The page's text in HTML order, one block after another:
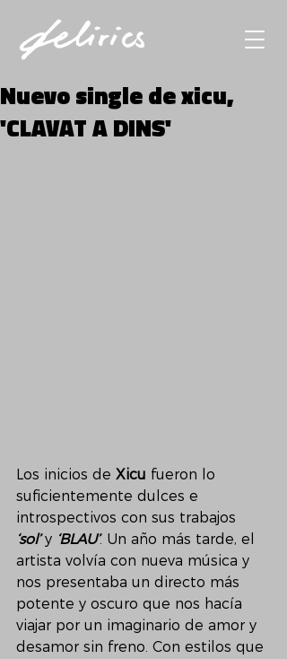
Nuevo single de xicu,
'CLAVAT A DINS'
Los inicios de Xicu fueron lo
suficientemente dulces e
introspectivos con sus trabajos
‘sol’ y ‘BLAU’. Un año más tarde, el
artista volvía con nueva música y
nos presentaba un directo más
potente y oscuro que nos hacía
viajar por un imaginario de amor y
desamor sin freno. Con estilos que